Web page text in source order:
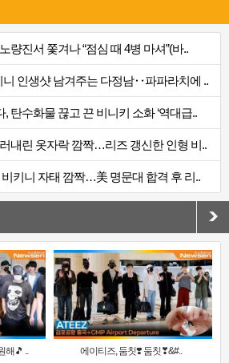
량진서 쫓겨나 “점심 때 4병 마셔”(바..
니 인생샷 남겨주는 다정남‥파파라치에 ..
탄수화물 끊고 끈 비니키 소화 ‘역대급..
내린 옷자락 깜짝…리즈 갱신한 인형 비..
키니 자태 깜짝…美 명문대 합격 후 리..
해🎵 .. 에이티즈, 둠칫❣️ 둠칫❣&#..